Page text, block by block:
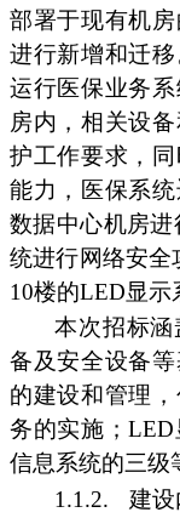
部署于现有机
进行新增和迁
运行医保业务
房内，相关设
护工作要求，
能力，医保系
数据中心机房
统进行网络安全
10楼的LED显示
本次招标
备及安全设备
的建设和管理
务的实施；
信息系统的三级
1.1.2.
建设